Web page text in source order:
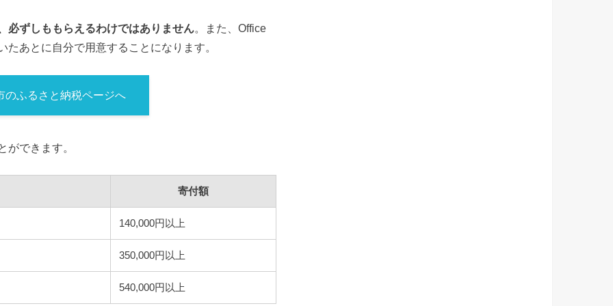
必ずしももらえるわけではありません。また、Office
あとに自分で用意することになります。
のふるさと納税ページへ
ができます。
寄付額
140,000円以上
350,000円以上
540,000円以上